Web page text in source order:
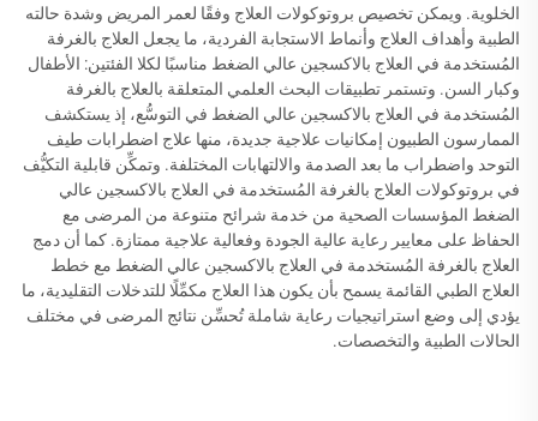
الخلوية. ويمكن تخصيص بروتوكولات العلاج وفقًا لعمر المريض وشدة حالته
الطبية وأهداف العلاج وأنماط الاستجابة الفردية، ما يجعل العلاج بالغرفة
المُستخدمة في العلاج بالاكسجين عالي الضغط مناسبًا لكلا الفئتين: الأطفال
وكبار السن. وتستمر تطبيقات البحث العلمي المتعلقة بالعلاج بالغرفة
المُستخدمة في العلاج بالاكسجين عالي الضغط في التوسُّع، إذ يستكشف
الممارسون الطبيون إمكانيات علاجية جديدة، منها علاج اضطرابات طيف
التوحد واضطراب ما بعد الصدمة والالتهابات المختلفة. وتمكِّن قابلية التكيُّف
في بروتوكولات العلاج بالغرفة المُستخدمة في العلاج بالاكسجين عالي
الضغط المؤسسات الصحية من خدمة شرائح متنوعة من المرضى مع
الحفاظ على معايير رعاية عالية الجودة وفعالية علاجية ممتازة. كما أن دمج
العلاج بالغرفة المُستخدمة في العلاج بالاكسجين عالي الضغط مع خطط
العلاج الطبي القائمة يسمح بأن يكون هذا العلاج مكمِّلًا للتدخلات التقليدية، ما
يؤدي إلى وضع استراتيجيات رعاية شاملة تُحسِّن نتائج المرضى في مختلف
الحالات الطبية والتخصصات.